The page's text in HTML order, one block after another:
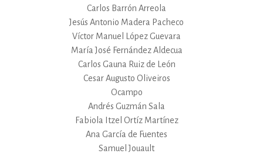
Carlos Barrón Arreola
Jesús Antonio Madera Pacheco
Víctor Manuel López Guevara
María José Fernández Aldecua
Carlos Gauna Ruiz de León
Cesar Augusto Oliveiros
Ocampo
Andrés Guzmán Sala
Fabiola Itzel Ortíz Martínez
Ana García de Fuentes
Samuel Jouault